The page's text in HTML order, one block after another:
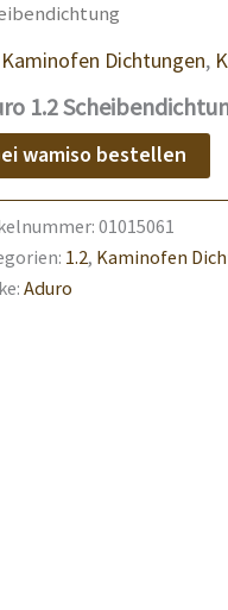
Kaminofen Dichtungen,
1.2
wamiso bestellen
01015061
1.2, Kaminofen
Aduro